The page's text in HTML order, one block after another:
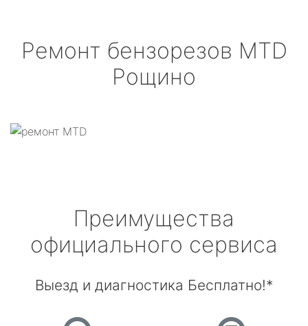
Ремонт бензорезов MTD
Рощино
Преимущества
официального сервиса
Выезд и диагностика Бесплатно!*